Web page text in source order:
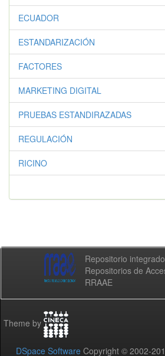
ECUADOR
ESTANDARIZACIÓN
FACTORES
MARKETING DIGITAL
PRUEBAS ESTANDIRAZADAS
REGULACIÓN
RICINO
Repositorio
Repositorios de
RRAAE
Theme by
DSpace Software Copyright © 2002-